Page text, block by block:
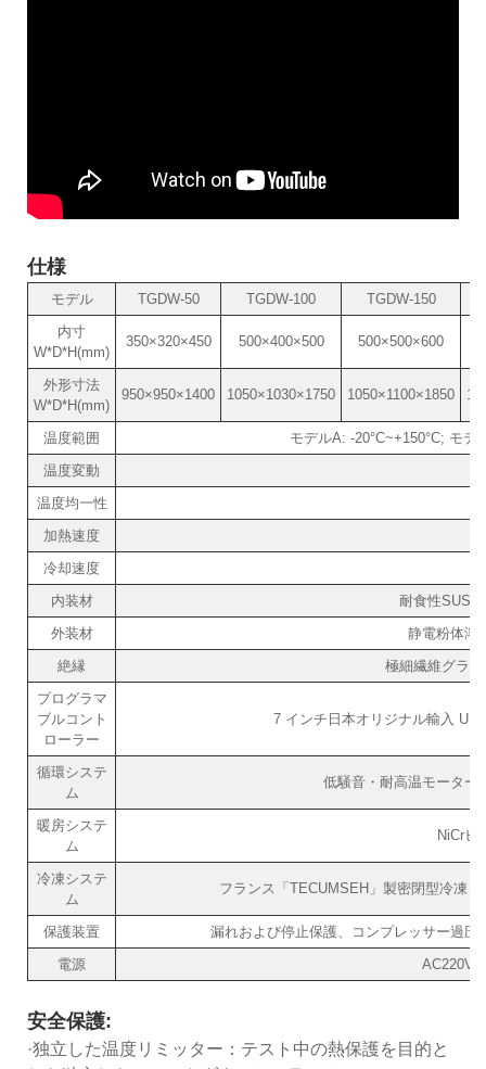
仕様
モデル TGDW-50 TGDW-100 TGDW-150
内寸
W*D*H(mm)
350×320×450 500×400×500 500×500×600
外形寸法
W*D*H(mm)
950×950×1400 1050×1030×1750 1050×1100×1850
温度範囲
モデルA: -20°C~+150°C; モ
温度変動
温度均一性
加熱速度
冷却速度
内装材
耐食性
外装材
静電粉体溶
絶縁
極細繊維グラ
プログラマ
ブルコント
ローラー
7 インチ日本オリジナル輸入
循環システ
ム
低騒音・耐高温モーター
暖房システ
ム
NiCrヒ
冷凍システ
ム
フランス「TECUMSEH」製密閉型冷凍
保護装置
漏れおよび停止保護、コンプレッサー過
電源
AC220V/
安全保護:
·独立した温度リミッター：テスト中の熱保護を目的と